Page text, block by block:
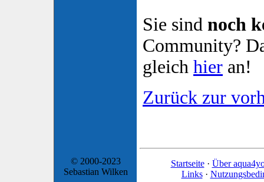
Sie sind noch
Community?
gleich hier an!
Zurück zur
© 2000-2023
Sebastian Wilken
Startseite· Über
Links·